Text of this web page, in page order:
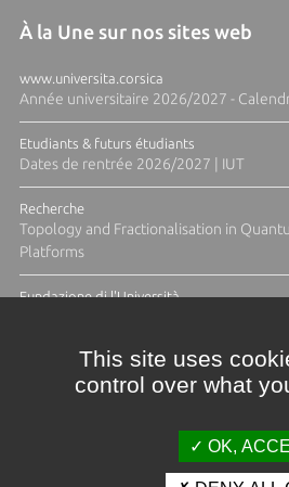
À la Une sur nos sites web
www.universita.corsica
Année universitaire 2026/2027 -
Etudiants & futurs étudiants
Dates de rentrée 2026/2027 | IUT
Recherche
Topology and Fractionalisation in
Platforms
Fundazione di l'Università
This site uses
control over what
OK,